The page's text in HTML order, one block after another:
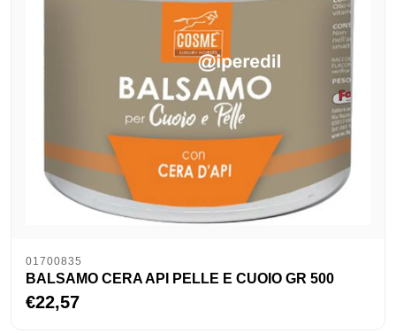
01700835
BALSAMO CERA API PELLE E CUOIO GR 500
€22,57